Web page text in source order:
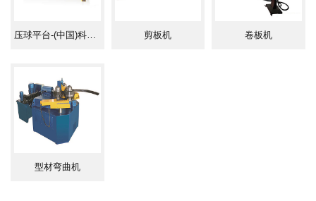
剪板机 卷板机
型材弯曲机